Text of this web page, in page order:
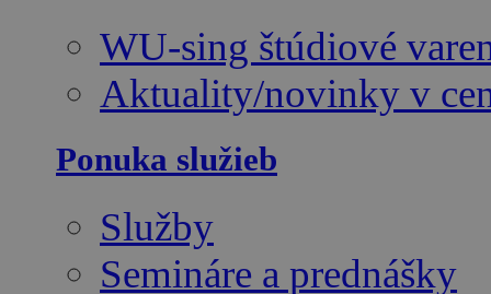
WU-sing štúdiové
Aktuality/novinky v
Ponuka služieb
Služby
Semináre a prednášky